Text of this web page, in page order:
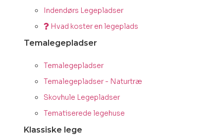
Indendørs Legepladser
Hvad koster en legeplads
Temalegepladser
Temalegepladser
Temalegepladser - Naturtræ
Skovhule Legepladser
Tematiserede legehuse
Klassiske lege